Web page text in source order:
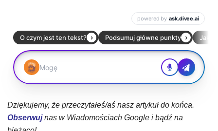
Dziękujemy, że przeczytałeś/aś nasz artykuł do końca.
Obserwujnas w Wiadomościach Google i bądź na